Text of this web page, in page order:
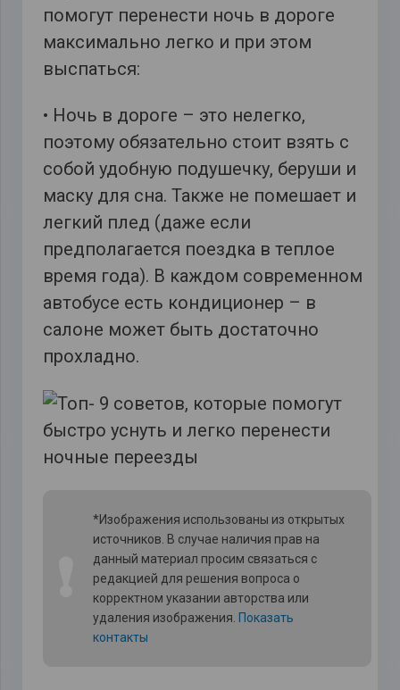
помогут перенести ночь в дороге
максимально легко и при этом
выспаться:
• Ночь в дороге – это нелегко,
поэтому обязательно стоит взять с
собой удобную подушечку, беруши и
маску для сна. Также не помешает и
легкий плед (даже если
предполагается поездка в теплое
время года). В каждом современном
автобусе есть кондиционер – в
салоне может быть достаточно
прохладно.
*Изображения использованы из открытых
источников. В случае наличия прав на
данный материал просим связаться с
редакцией для решения вопроса о
корректном указании авторства или
удаления изображения. Показать
контакты